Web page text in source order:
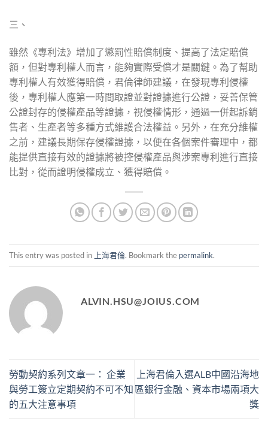
三、
雖然《專利法》增加了懲罰性賠償制度、提高了法定賠償
額，但對專利權人而言，能夠實際受償才是關鍵。為了幫助
專利權人有效獲得賠償，君倫律師建議，在發現專利侵權
後，專利權人應第一時間取證並對證據進行公證，妥善保管
公證封存的侵權產品等證據，視侵權情形，通過一併起訴銷
售者、生產者等多種方式維護合法權益。另外，在充分維權
之前，建議長期保存侵權證據，以便在各個案件審理中，都
能提供直接有效的證據將被控侵權產品與涉案專利進行直接
比對，從而證明侵權成立、獲得賠償。
This entry was posted in 上海君倫. Bookmark the permalink.
ALVIN.HSU@JOIUS.COM
勞動契約系列文章一： 企業
與勞工簽立定期契約不可不知
的五大注意事項
上海君倫入選ALB中國沿海地
區銀行金融、資本市場兩項大
獎